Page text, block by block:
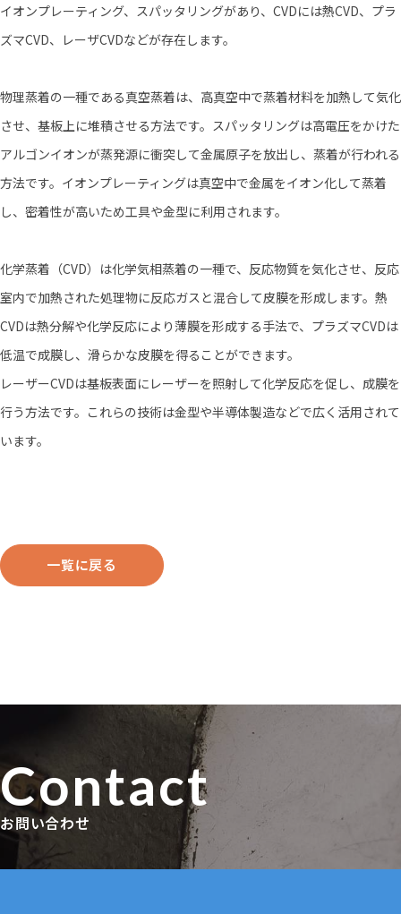
イオンプレーティング、スパッタリングがあり、CVDには熱CVD、プラ
ズマCVD、レーザCVDなどが存在します。
物理蒸着の一種である真空蒸着は、高真空中で蒸着材料を加熱して気化
させ、基板上に堆積させる方法です。スパッタリングは高電圧をかけた
アルゴンイオンが蒸発源に衝突して金属原子を放出し、蒸着が行われる
方法です。イオンプレーティングは真空中で金属をイオン化して蒸着
し、密着性が高いため工具や金型に利用されます。
化学蒸着（CVD）は化学気相蒸着の一種で、反応物質を気化させ、反応
室内で加熱された処理物に反応ガスと混合して皮膜を形成します。熱
CVDは熱分解や化学反応により薄膜を形成する手法で、プラズマCVDは
低温で成膜し、滑らかな皮膜を得ることができます。
レーザーCVDは基板表面にレーザーを照射して化学反応を促し、成膜を
行う方法です。これらの技術は金型や半導体製造などで広く活用されて
います。
一覧に戻る
Contact
お問い合わせ